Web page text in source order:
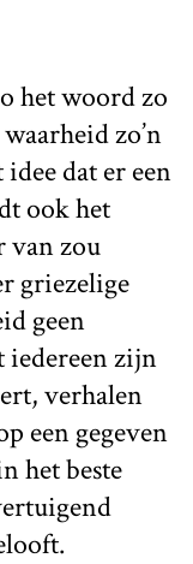
het woord zo
zo’n
dat er een
ook het
van zou
griezelige
geen
iedereen zijn
verhalen
een gegeven
het beste